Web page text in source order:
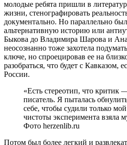
молодые ребята пришли в
жизни, стенографировать
документально. Но параллельно
альтернативную историю или
Быкова до Владимира Шарова и
неосознанно тоже захотела
ключе, но спроецировав ее на
разобраться, что будет с Кавказом,
России.
«Есть стереотип, что критик
писатель. Я пыталась
себе, чтобы судили только
чистоты эксперимента взяла
Фото herzenlib.ru
Потом был более легкий и